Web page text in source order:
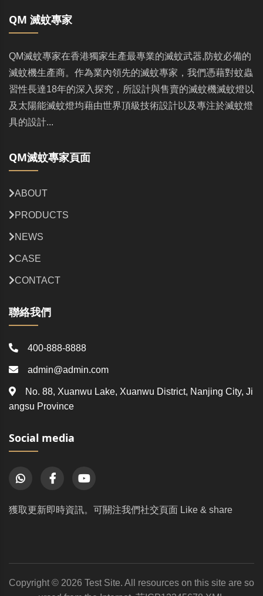
QM 滅蚊專家
QM滅蚊專家在香港獨家生產最專業的滅蚊武器,防蚊必備的
滅蚊機生產商。作為業內領先的滅蚊專家，我們憑藉對蚊蟲
習性長達18年的深入探究，所設計與售賣的滅蚊機滅蚊燈以
及太陽能滅蚊燈均藉由世界頂級技術設計以及專注於滅蚊燈
具的設計...
QM滅蚊專家頁面
ABOUT
PRODUCTS
NEWS
CASE
CONTACT
聯絡我們
400-888-8888
admin@admin.com
No. 88, Xuanwu Lake, Xuanwu District, Nanjing City, Ji
angsu Province
Social media
獲取更新即時資訊。可關注我們社交頁面 Like & share
Copyright © 2026 Test Site. All resources on this site are so